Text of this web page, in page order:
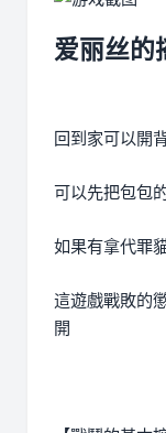
爱丽丝的
回到家可以開
可以先把包包
如果有拿代罪
這遊戲戰敗的
開